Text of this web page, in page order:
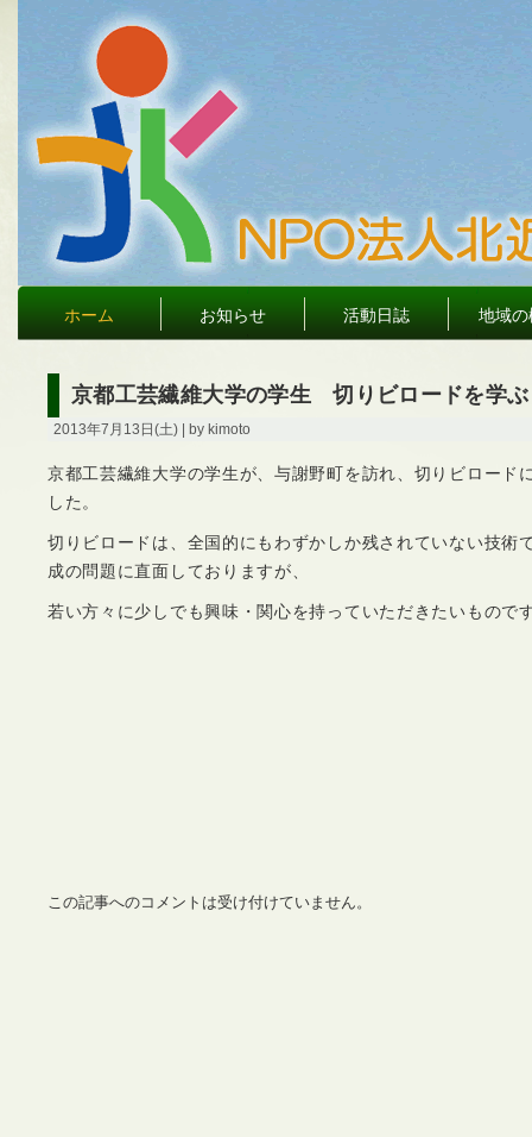
ホーム お知らせ 活動日誌 地域の
京都工芸繊維大学の学生 切りビロードを学
2013年7月13日(土) | by kimoto
京都工芸繊維大学の学生が、与謝野町を訪れ、切りビロード
した。
切りビロードは、全国的にもわずかしか残されていない技術
成の問題に直面しておりますが、
若い方々に少しでも興味・関心を持っていただきたいもので
この記事へのコメントは受け付けていません。